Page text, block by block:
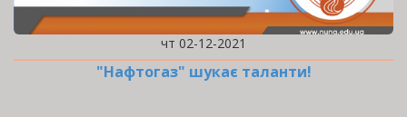
чт 02-12-2021
"Нафтогаз" шукає таланти!